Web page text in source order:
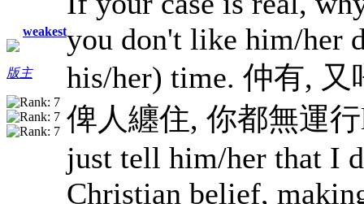
weakest
版主
you don't like him/her
his/her) time. 仲有,
俾人纏住, 你都無運行
just tell him/her that I
Christian belief,